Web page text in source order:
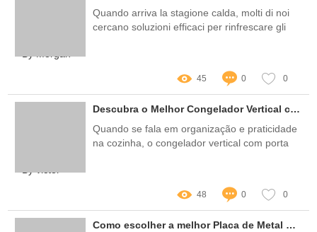
Quando arriva la stagione calda, molti di noi
cercano soluzioni efficaci per rinfrescare gli
By Morgan
45 0 0
Descubra o Melhor Congelador Vertical com Porta de Vidro: Praticidade e Estilo para sua Cozinha
Quando se fala em organização e praticidade
na cozinha, o congelador vertical com porta
By victor
48 0 0
Como escolher a melhor Placa de Metal Personalizada para suas necessidades?